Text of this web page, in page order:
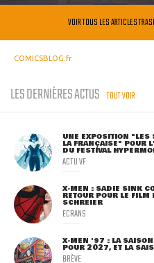
VOIR TOUS LES ARTICLES
COMICSBLOG.fr
LES DERNIÈRES ACTUS TOUT VOIR
UNE EXPOSITION "LES
LA FRANÇAISE" POUR
DU FESTIVAL
ACTU VF
X-MEN : SADIE SINK
RETOUR POUR LE FILM
SCHREIER
ECRANS
X-MEN '97 : LA SAISON
POUR 2027, ET LA
BRÈVE